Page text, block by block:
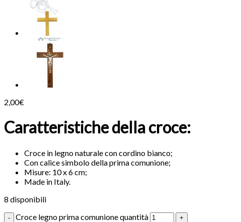
2,00€
Caratteristiche della croce:
Croce in legno naturale con cordino bianco;
Con calice simbolo della prima comunione;
Misure: 10 x 6 cm;
Made in Italy.
8 disponibili
Croce legno prima comunione quantità